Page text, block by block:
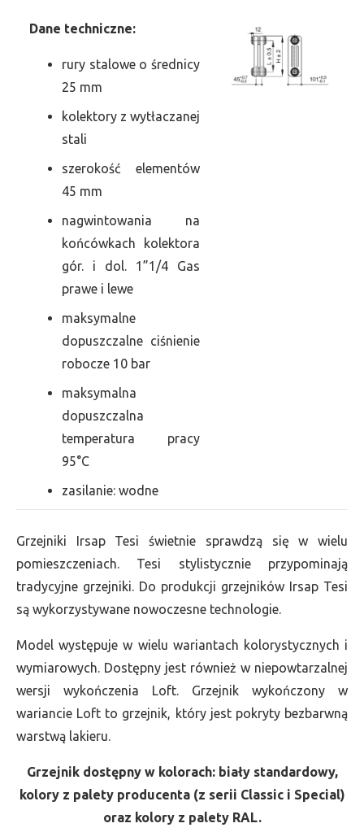
Dane techniczne:
rury stalowe o średnicy
25 mm
kolektory z wytłaczanej
stali
szerokość elementów
45 mm
nagwintowania na
końcówkach kolektora
gór. i dol. 1”1/4 Gas
prawe i lewe
maksymalne
dopuszczalne ciśnienie
robocze 10 bar
maksymalna
dopuszczalna
temperatura pracy
95°C
zasilanie: wodne
Grzejniki Irsap Tesi świetnie sprawdzą się w wielu
pomieszczeniach. Tesi stylistycznie przypominają
tradycyjne grzejniki. Do produkcji grzejników Irsap Tesi
są wykorzystywane nowoczesne technologie.
Model występuje w wielu wariantach kolorystycznych i
wymiarowych. Dostępny jest również w niepowtarzalnej
wersji wykończenia Loft. Grzejnik wykończony w
wariancie Loft to grzejnik, który jest pokryty bezbarwną
warstwą lakieru.
Grzejnik dostępny w kolorach: biały standardowy,
kolory z palety producenta (z serii Classic i Special)
oraz kolory z palety RAL.